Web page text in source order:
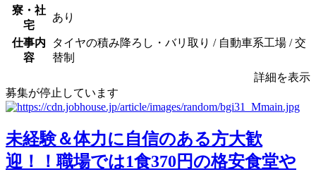
寮・社
宅
あり
仕事内
容
タイヤの積み降ろし・バリ取り / 自動車系工場 / 交
替制
詳細を表示
募集が停止しています
未経験＆体力に自信のある方大歓
迎！！職場では1食370円の格安食堂や